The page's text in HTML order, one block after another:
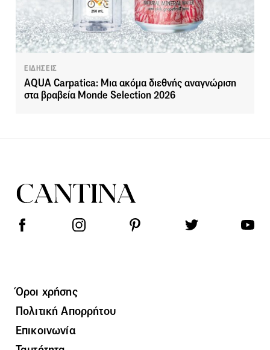
ΕΙΔΗΣΕΙΣ
AQUA Carpatica: Μια ακόμα διεθνής αναγνώριση
στα βραβεία Monde Selection 2026
Όροι χρήσης
Πολιτική Απορρήτου
Επικοινωνία